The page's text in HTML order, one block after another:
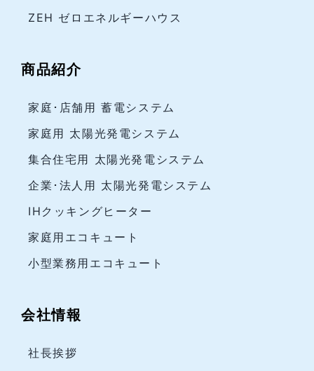
ZEH ゼロエネルギーハウス
商品紹介
家庭･店舗用 蓄電システム
家庭用 太陽光発電システム
集合住宅用 太陽光発電システム
企業･法人用 太陽光発電システム
IHクッキングヒーター
家庭用エコキュート
小型業務用エコキュート
会社情報
社長挨拶